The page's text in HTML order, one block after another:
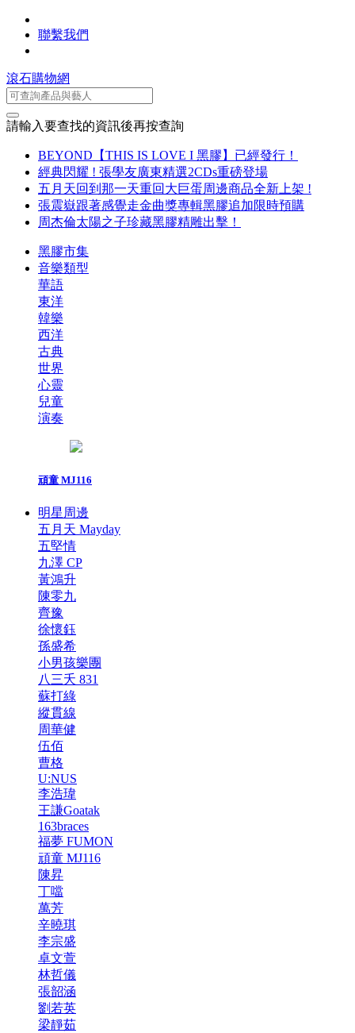
聯繫我們
滾石購物網
請輸入要查找的資訊後再按查詢
BEYOND【THIS IS LOVE I 黑膠】已經發行！
經典閃耀 ! 張學友廣東精選2CDs重磅登場
五月天回到那一天重回大巨蛋周邊商品全新上架 !
張震嶽跟著感覺走金曲獎專輯黑膠追加限時預購
周杰倫太陽之子珍藏黑膠精雕出擊！
黑膠市集
音樂類型
華語
東洋
韓樂
西洋
古典
世界
心靈
兒童
演奏
頑童 MJ116
明星周邊
五月天 Mayday
五堅情
九澤 CP
黃鴻升
陳零九
齊豫
徐懷鈺
孫盛希
小男孩樂團
八三夭 831
蘇打綠
縱貫線
周華健
伍佰
曹格
U:NUS
李浩瑋
王謙Goatak
163braces
福夢 FUMON
頑童 MJ116
陳昇
丁噹
萬芳
辛曉琪
李宗盛
卓文萱
林哲儀
張韶涵
劉若英
梁靜茹